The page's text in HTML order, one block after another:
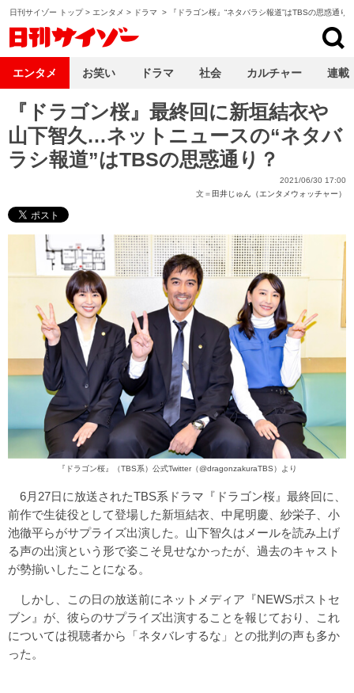
日刊サイゾー トップ> エンタメ > ドラマ > 『ドラゴン桜』“ネタバラシ報道”はTBSの思惑通り
『ドラゴン桜』最終回に新垣結衣や
山下智久…ネットニュースの“ネタバ
ラシ報道”はTBSの思惑通り？
2021/06/30 17:00
文＝ 田井じゅん（エンタメウォッチャー）
『ドラゴン桜』（TBS系）公式Twitter（@dragonzakuraTBS）より
6月27日に放送されたTBS系ドラマ『ドラゴン桜』最終回に、
前作で生徒役として登場した新垣結衣、中尾明慶、紗栄子、小
池徹平らがサプライズ出演した。山下智久はメールを読み上げ
る声の出演という形で姿こそ見せなかったが、過去のキャスト
が勢揃いしたことになる。
しかし、この日の放送前にネットメディア『NEWSポストセ
ブン』が、彼らのサプライズ出演することを報じており、これ
については視聴者から「ネタバレするな」との批判の声も多か
った。
エンタメ お笑い ドラマ 社会 カルチャー 連載